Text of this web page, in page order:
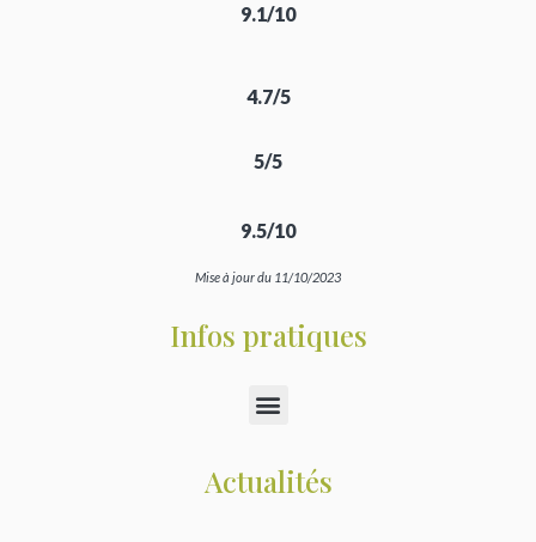
9.1/10
4.7/5
5/5
9.5/10
Mise à jour du 11/10/2023
Infos pratiques
Actualités